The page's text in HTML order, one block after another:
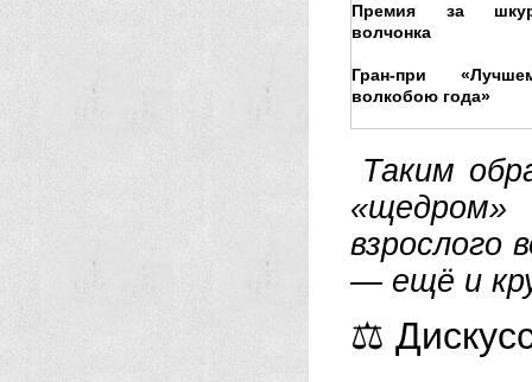
Премия за
волчонка
Гран-при
волкобою года»
Таким
взрослого
— ещё и
⚖️